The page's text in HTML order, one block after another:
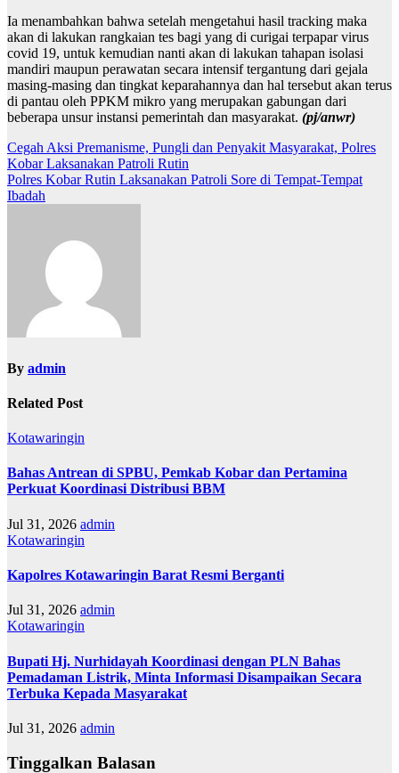
Ia menambahkan bahwa setelah mengetahui hasil tracking maka
akan di lakukan rangkaian tes bagi yang di curigai terpapar virus
covid 19, untuk kemudian nanti akan di lakukan tahapan isolasi
mandiri maupun perawatan secara intensif tergantung dari gejala
masing-masing dan tingkat keparahannya dan hal tersebut akan terus
di pantau oleh PPKM mikro yang merupakan gabungan dari
beberapa unsur instansi pemerintah dan masyarakat. (pj/anwr)
Navigasi
pos
Cegah Aksi Premanisme, Pungli dan Penyakit Masyarakat, Polres
Kobar Laksanakan Patroli Rutin
Polres Kobar Rutin Laksanakan Patroli Sore di Tempat-Tempat
Ibadah
By admin
Related Post
Kotawaringin
Bahas Antrean di SPBU, Pemkab Kobar dan Pertamina
Perkuat Koordinasi Distribusi BBM
Jul 31, 2026 admin
Kotawaringin
Kapolres Kotawaringin Barat Resmi Berganti
Jul 31, 2026 admin
Kotawaringin
Bupati Hj. Nurhidayah Koordinasi dengan PLN Bahas
Pemadaman Listrik, Minta Informasi Disampaikan Secara
Terbuka Kepada Masyarakat
Jul 31, 2026 admin
Tinggalkan Balasan